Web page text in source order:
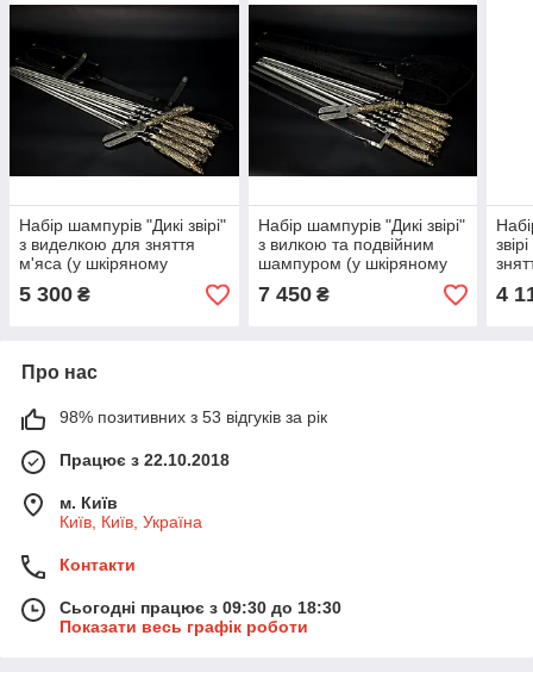
Набір шампурів "Дикі звірі"
з виделкою для зняття
м'яса (у шкіряному
сагайдаку)
5 300 ₴
Набір шампурів "Дикі звірі"
з вилкою та подвійним
шампуром (у шкіряному
закритому сагайдаку)
7 450₴ 4
Про нас
98% позитивних з 53 відгуків за рік
Працює з 22.10.2018
м. Київ
Київ, Київ, Україна
Контакти
Сьогодні працює з 09:30 до 18:30
Показати весь графік роботи